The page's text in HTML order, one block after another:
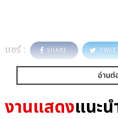
แชร์ : SHARE
อ่านต่
งานแสดงแนะน